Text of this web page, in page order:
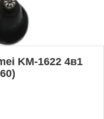
KM-1622 4в1